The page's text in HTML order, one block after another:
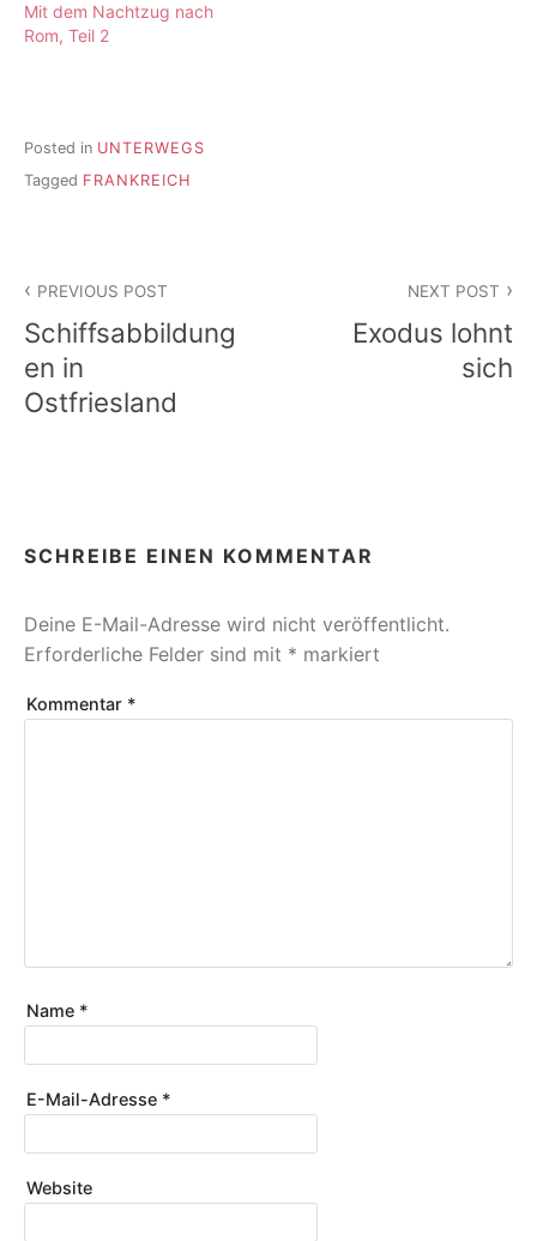
Mit dem Nachtzug nach
Rom, Teil 2
Posted in UNTERWEGS
Tagged FRANKREICH
PREVIOUS POST
Schiffsabbildung
en in
Ostfriesland
NEXT POST
Exodus lohnt
sich
SCHREIBE EINEN KOMMENTAR
Deine E-Mail-Adresse wird nicht veröffentlicht.
Erforderliche Felder sind mit * markiert
Kommentar *
Name *
E-Mail-Adresse *
Website